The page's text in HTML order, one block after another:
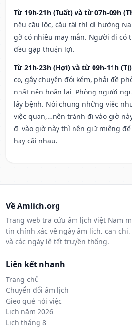
Từ 19h-21h (Tuất) và từ 07h-09h
nếu cầu lộc, cầu tài thì đi hướng
gỡ có nhiều may mắn. Người đi có
đều gặp thuận lợi.
Từ 21h-23h (Hợi) và từ 09h-11h (Tị)
cọ, gây chuyện đói kém, phải đề
nhất nên hoãn lại. Phòng người
lây bệnh. Nói chung những việc
việc quan,…nên tránh đi vào giờ
đi vào giờ này thì nên giữ miệng để
hay cãi nhau.
Về Amlich.org
Trang web tra cứu âm lịch Việt Nam
tin chính xác về ngày âm lịch, can
và các ngày lễ tết truyền thống.
Liên kết nhanh
Trang chủ
Chuyển đổi âm lịch
Gieo quẻ hỏi việc
Lịch năm 2026
Lịch tháng 8